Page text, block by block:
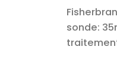
sonde: